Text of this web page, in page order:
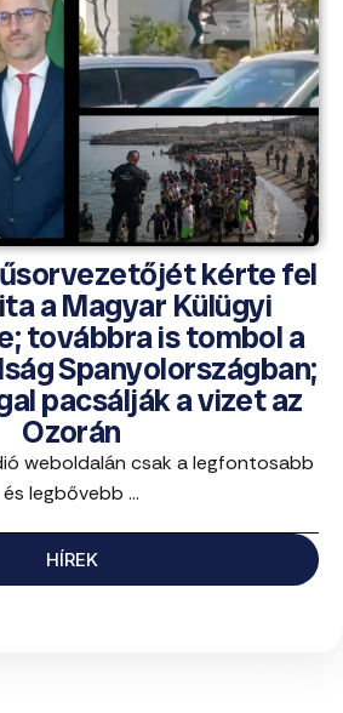
kérte fel
a Magyar Külügyi
továbbra is tombol a
Spanyolországban;
pacsálják a vizet az
Ozorán
weboldalán csak a legfontosabb
és legbővebb ...
HÍREK